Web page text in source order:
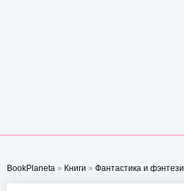
BookPlaneta » Книги » Фантастика и фэнтези